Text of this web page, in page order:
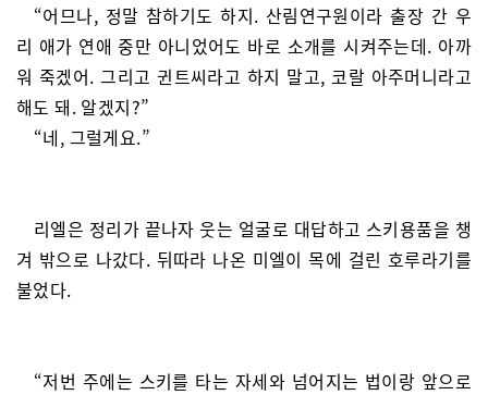
“어므나, 정말 참하기도 하지. 산림연구원이라 출장 간 우
리 애가 연애 중만 아니었어도 바로 소개를 시켜주는데. 아까
워 죽겠어. 그리고 귄트씨라고 하지 말고, 코랄 아주머니라고
해도 돼. 알겠지?”
“네, 그럴게요.”
리엘은 정리가 끝나자 웃는 얼굴로 대답하고 스키용품을 챙
겨 밖으로 나갔다. 뒤따라 나온 미엘이 목에 걸린 호루라기를
불었다.
“저번 주에는 스키를 타는 자세와 넘어지는 법이랑 앞으로